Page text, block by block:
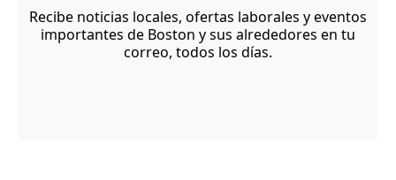
Recibe noticias locales, ofertas laborales y eventos
importantes de Boston y sus alrededores en tu
correo, todos los días.